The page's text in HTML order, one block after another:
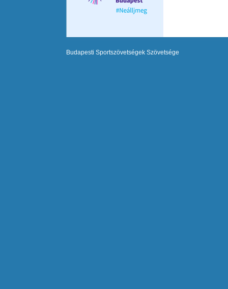
Budapesti Sportszövetségek Szövetsége